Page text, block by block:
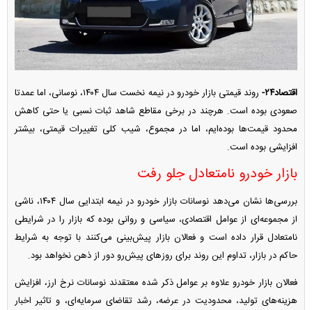
اقتصاد۲۴-
روند قیمتی بازار خودرو در نیمه نخست سال ۱۴۰۴، نوسانی، اما عمدتا
صعودی بوده است. هرچند در برخی مقاطع شاهد ثبات نسبی یا حتی کاهش
محدود قیمت‌ها بوده‌ایم، اما در مجموع، شیب کلی تغییرات قیمتی، بیشتر
افزایشی بوده است.
بازار خودرو نامتعادل جلو رفت
بررسی‌ها نشان می‌دهد نوسانات بازار خودرو در نیمه ابتدایی سال ۱۴۰۴، ناشی
از مجموعه‌ای از عوامل اقتصادی، سیاسی و روانی بوده که بازار را در شرایطی
نامتعادل قرار داده است و فعالان بازار پیش‌بینی می‌کنند با توجه به شرایط
حاکم در بازار، تداوم این روند برای روز‌های پیش‌رو دور از ذهن نخواهد بود.
فعالان بازار خودرو علاوه بر عوامل ذکر شده معتقدند نوسانات نرخ ارز، افزایش
هزینه‌های تولید، محدودیت در عرضه، رشد تقاضای سرمایه‌ای، و تاثیر اخبار